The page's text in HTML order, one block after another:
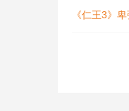
《仁王3》